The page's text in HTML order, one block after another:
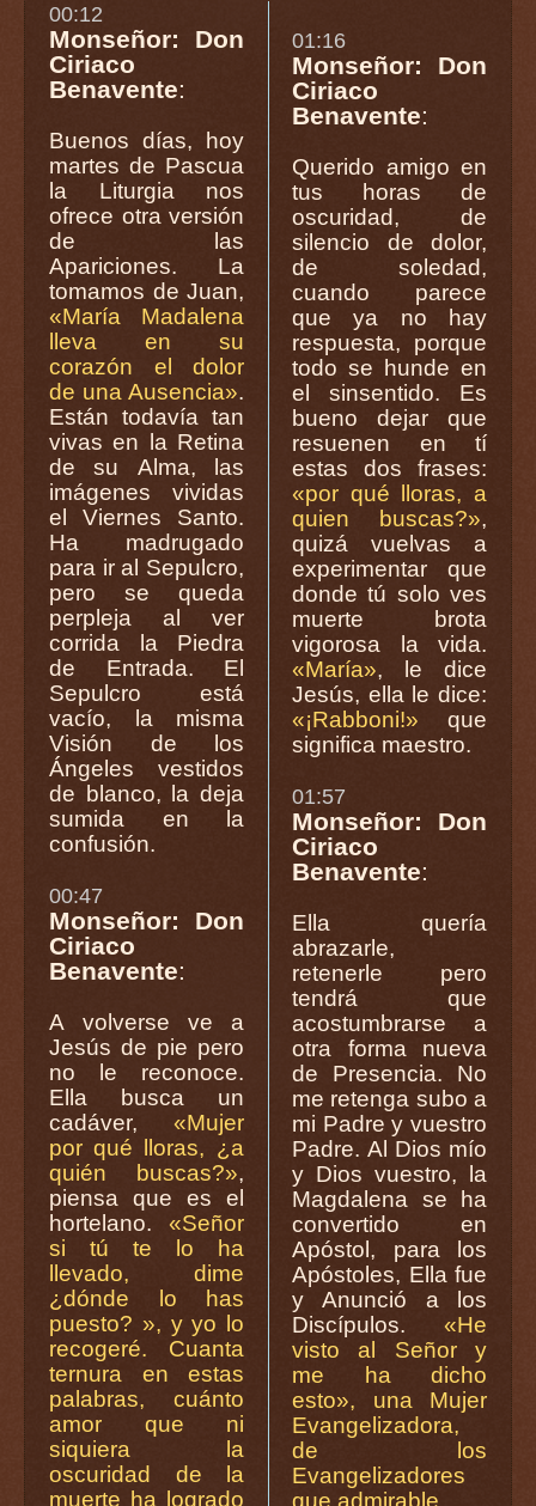
00:12
Monseñor: Don
Ciriaco
Benavente:
Buenos días, hoy
martes de Pascua
la Liturgia nos
ofrece otra versión
de las
Apariciones. La
tomamos de Juan,
«María Madalena
lleva en su
corazón el dolor
de una Ausencia».
Están todavía tan
vivas en la Retina
de su Alma, las
imágenes vividas
el Viernes Santo.
Ha madrugado
para ir al Sepulcro,
pero se queda
perpleja al ver
corrida la Piedra
de Entrada. El
Sepulcro está
vacío, la misma
Visión de los
Ángeles vestidos
de blanco, la deja
sumida en la
confusión.
00:47
Monseñor: Don
Ciriaco
Benavente:
A volverse ve a
Jesús de pie pero
no le reconoce.
Ella busca un
cadáver, «Mujer
por qué lloras, ¿a
quién buscas?»,
piensa que es el
hortelano. «Señor
si tú te lo ha
llevado, dime
¿dónde lo has
puesto? », y yo lo
recogeré. Cuanta
ternura en estas
palabras, cuánto
amor que ni
siquiera la
oscuridad de la
muerte ha logrado
01:16
Monseñor: Don
Ciriaco
Benavente:
Querido amigo en
tus horas de
oscuridad, de
silencio de dolor,
de soledad,
cuando parece
que ya no hay
respuesta, porque
todo se hunde en
el sinsentido. Es
bueno dejar que
resuenen en tí
estas dos frases:
«por qué lloras, a
quien buscas?»,
quizá vuelvas a
experimentar que
donde tú solo ves
muerte brota
vigorosa la vida.
«María», le dice
Jesús, ella le dice:
«¡Rabboni!» que
significa maestro.
01:57
Monseñor: Don
Ciriaco
Benavente:
Ella quería
abrazarle,
retenerle pero
tendrá que
acostumbrarse a
otra forma nueva
de Presencia. No
me retenga subo a
mi Padre y vuestro
Padre. Al Dios mío
y Dios vuestro, la
Magdalena se ha
convertido en
Apóstol, para los
Apóstoles, Ella fue
y Anunció a los
Discípulos. «He
visto al Señor y
me ha dicho
esto», una Mujer
Evangelizadora,
de los
Evangelizadores
que admirable.